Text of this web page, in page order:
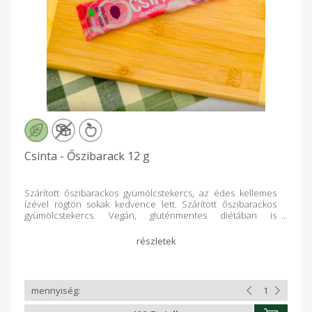
Csinta - Őszibarack 12 g
Szárított őszibarackos gyümölcstekercs, az édes kellemes
ízével rögtön sokak kedvence lett. Szárított őszibarackos
gyümölcstekercs. Vegán, gluténmentes diétában is
Őszibarack és alma felhasználásával készült, ezen kívül nincs
benne semmi más. A különleges kézi szárítás miatt
természetes édességet kapunk, mely felnőttek és gyermekek
kedvence egyaránt. Az Őszibarack Csinta egy nagyszerű
alternatívája a hagyományos édességeknek, hiszen nem